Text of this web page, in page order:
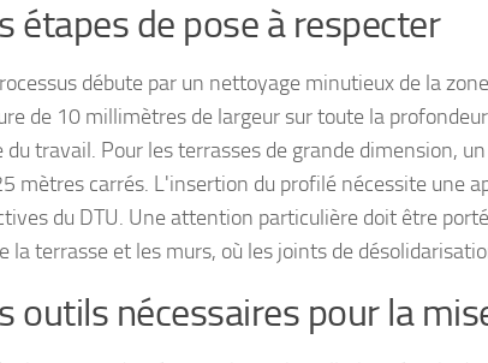
étapes de pose à respecter
débute par un nettoyage minutieux de la
de 10 millimètres de largeur sur toute la
du travail. Pour les terrasses de grande dimension,
mètres carrés. L'insertion du profilé nécessite une
du DTU. Une attention particulière doit être
la terrasse et les murs, où les joints de
outils nécessaires pour la